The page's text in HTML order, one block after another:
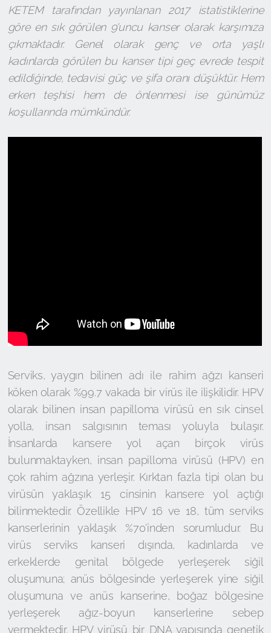
KETEM tarafından yayınlanan 2017 istatistiklerine
göre en sık görülen 9'uncu kanser olarak karşımıza
çıkmaktadır. Genel olarak genç ve orta yaşlı
kadınlarda görülen bu kanser tipi geç evrede tespit
edildiğinde, tedavisi güç ve şifa oranı düşüktür. Hem
erken teşhisi hem de önlenmesi ise günümüz
koşullarında mümkündür.
Serviks, yaygın bilinen adı ile rahim ağzı kanseri
köken olarak %99.7 vakada bir virüs ile ilişkilidir. HPV
olarak bilinen insan papilloma virüsü en sık cinsel
yolla, insan salgısının teması yoluyla bulaşır.
İnsanlarda kansere yol açan birçok virüs
bulunmaktayken, insan papilloma virüsü (HPV) en
çok rahim ağzına yerleşir. Kırktan fazla tipi olan bu
virüsün yaklaşık 15 cinsinin kansere yol açtığı
bilinmektedir. Özellikle HPV 16 ve 18, tüm serviks
kanserlerinin yaklaşık %70’inden sorumludur. Bu
virüs serviks kanseri dışında, kadınlarda ve
erkeklerde genital bölgede yerleşerek siğil
oluşumuna; anüs bölgesinde yerleşerek yine siğil
oluşumuna ve anüs kanserine, boğaz bölgesine
yerleşerek ağız-boyun kanserlerine sebep
vermektedir. HPV virüsü bir DNA yapısında genetik